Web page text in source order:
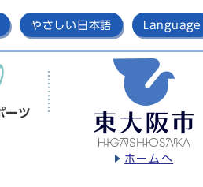
やさしい日本語 Language
ホームへ
ーツ